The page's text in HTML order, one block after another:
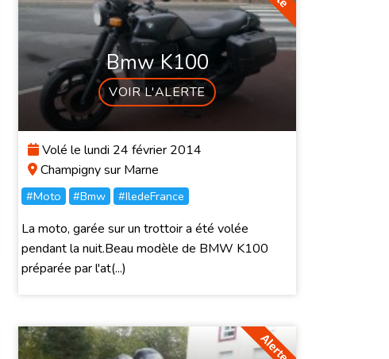
Bmw K100
VOIR L'ALERTE
Volé le lundi 24 février 2014
Champigny sur Marne
#Moto #Bmw #IledeFrance
La moto, garée sur un trottoir a été volée
pendant la nuit.Beau modèle de BMW K100
préparée par l'at(...)